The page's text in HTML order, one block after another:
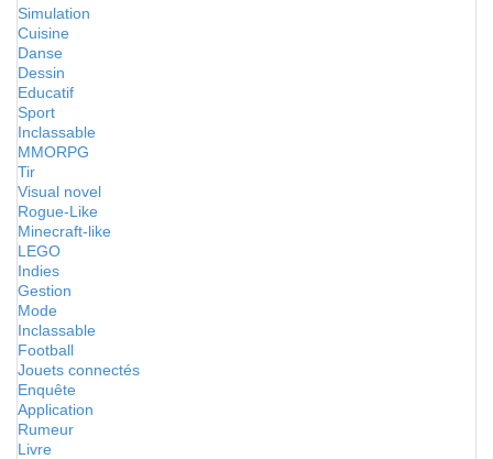
Simulation
Cuisine
Danse
Dessin
Educatif
Sport
Inclassable
MMORPG
Tir
Visual novel
Rogue-Like
Minecraft-like
LEGO
Indies
Gestion
Mode
Inclassable
Football
Jouets connectés
Enquête
Application
Rumeur
Livre